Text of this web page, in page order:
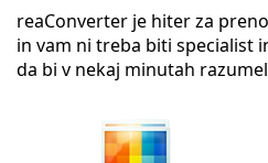
reaConverter je hiter za
in vam ni treba biti specialist
da bi v nekaj minutah